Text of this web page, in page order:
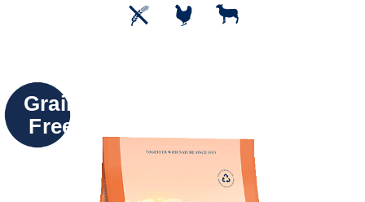
Grain
Free